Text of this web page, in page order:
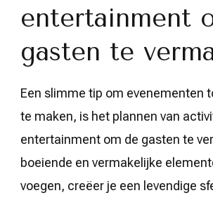
entertainment
gasten te
Een slimme tip om evenementen
te maken, is het plannen van
entertainment om de gasten te
boeiende en vermakelijke
voegen, creëer je een levendige